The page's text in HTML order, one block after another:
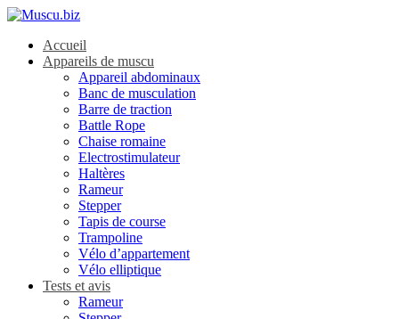
Accueil
Appareils de muscu
Appareil abdominaux
Banc de musculation
Barre de traction
Battle Rope
Chaise romaine
Electrostimulateur
Haltères
Rameur
Stepper
Tapis de course
Trampoline
Vélo d’appartement
Vélo elliptique
Tests et avis
Rameur